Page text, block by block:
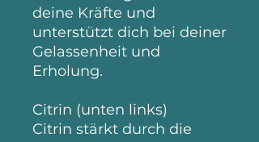
deine Kräfte und
unterstützt dich bei deiner
Gelassenheit und
Erholung.
Citrin (unten links)
Citrin stärkt durch die